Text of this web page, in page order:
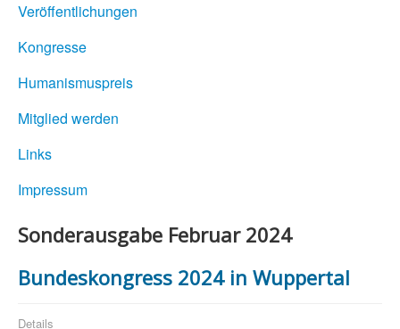
Veröffentlichungen
Kongresse
Humanismuspreis
Mitglied werden
Links
Impressum
Sonderausgabe Februar 2024
Bundeskongress 2024 in Wuppertal
Details